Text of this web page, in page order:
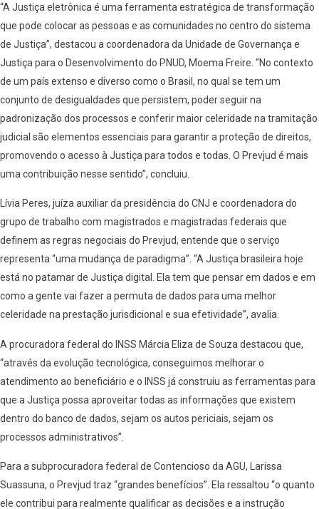
“A Justiça eletrônica é uma ferramenta estratégica de transformação
que pode colocar as pessoas e as comunidades no centro do sistema
de Justiça”, destacou a coordenadora da Unidade de Governança e
Justiça para o Desenvolvimento do PNUD, Moema Freire. “No contexto
de um país extenso e diverso como o Brasil, no qual se tem um
conjunto de desigualdades que persistem, poder seguir na
padronização dos processos e conferir maior celeridade na tramitação
judicial são elementos essenciais para garantir a proteção de direitos,
promovendo o acesso à Justiça para todos e todas. O Prevjud é mais
uma contribuição nesse sentido”, concluiu.
Lívia Peres, juíza auxiliar da presidência do CNJ e coordenadora do
grupo de trabalho com magistrados e magistradas federais que
definem as regras negociais do Prevjud, entende que o serviço
representa “uma mudança de paradigma”. “A Justiça brasileira hoje
está no patamar de Justiça digital. Ela tem que pensar em dados e em
como a gente vai fazer a permuta de dados para uma melhor
celeridade na prestação jurisdicional e sua efetividade”, avalia.
A procuradora federal do INSS Márcia Eliza de Souza destacou que,
“através da evolução tecnológica, conseguimos melhorar o
atendimento ao beneficiário e o INSS já construiu as ferramentas para
que a Justiça possa aproveitar todas as informações que existem
dentro do banco de dados, sejam os autos periciais, sejam os
processos administrativos”.
Para a subprocuradora federal de Contencioso da AGU, Larissa
Suassuna, o Prevjud traz “grandes benefícios”. Ela ressaltou “o quanto
ele contribui para realmente qualificar as decisões e a instrução